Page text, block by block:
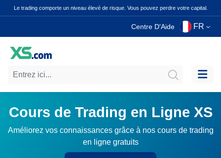
Le trading comporte un niveau élevé de risque. Vous pouvez perdre votre capital.
Centre D'Aide FR
Cours de Trading en Ligne XS
Améliorez vos connaissances grâce à nos cours de trading
en ligne gratuits